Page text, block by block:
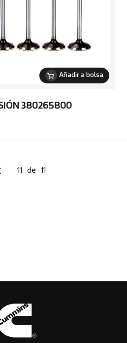
Añadir a bolsa
380265800
11 de 11